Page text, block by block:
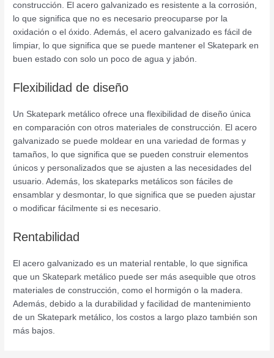
construcción. El acero galvanizado es resistente a la corrosión,
lo que significa que no es necesario preocuparse por la
oxidación o el óxido. Además, el acero galvanizado es fácil de
limpiar, lo que significa que se puede mantener el Skatepark en
buen estado con solo un poco de agua y jabón.
Flexibilidad de diseño
Un Skatepark metálico ofrece una flexibilidad de diseño única
en comparación con otros materiales de construcción. El acero
galvanizado se puede moldear en una variedad de formas y
tamaños, lo que significa que se pueden construir elementos
únicos y personalizados que se ajusten a las necesidades del
usuario. Además, los skateparks metálicos son fáciles de
ensamblar y desmontar, lo que significa que se pueden ajustar
o modificar fácilmente si es necesario.
Rentabilidad
El acero galvanizado es un material rentable, lo que significa
que un Skatepark metálico puede ser más asequible que otros
materiales de construcción, como el hormigón o la madera.
Además, debido a la durabilidad y facilidad de mantenimiento
de un Skatepark metálico, los costos a largo plazo también son
más bajos.